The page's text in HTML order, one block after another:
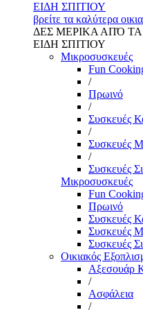
ΕΙΔΗ ΣΠΙΤΙΟΥ
βρείτε τα καλύτερα
ΔΕΣ ΜΕΡΙΚΑ ΑΠΌ
ΕΙΔΗ ΣΠΙΤΙΟΥ
Μικροσυσκευές
Fun
/
Πρωινό
/
Συσκευές
/
Συσκευές
/
Συσκευές
Μικροσυσκευές
Fun
Πρωινό
Συσκευές
Συσκευές
Συσκευές
Οικιακός
Αξεσουάρ
/
Ασφάλεια
/